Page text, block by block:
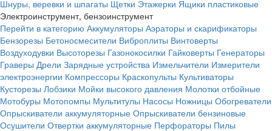
Шнуры, веревки и шпагаты Щетки Этажерки Ящики пластиковые
Электроинструмент, бензоинструмент
Перейти в категорию Аккумуляторы Аэраторы и скарификаторы
Бензорезы Бетоносмесители Виброплиты Винтоверты
Воздуходувки Высоторезы Газонокосилки Гайковерты Генераторы
Граверы Дрели Зарядные устройства Измельчители Измерители
электроэнергии Компрессоры Краскопульты Культиваторы
Кусторезы Лобзики Мойки высокого давления Молотки отбойные
Мотобуры Мотопомпы Мультитулы Насосы Ножницы Обогреватели
Опрыскиватели аккумуляторные Опрыскиватели бензиновые
Осушители Отвертки аккумуляторные Перфораторы Пилы